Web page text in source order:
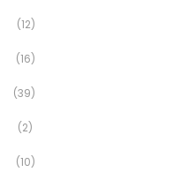
(12)
(16)
(39)
(2)
(10)